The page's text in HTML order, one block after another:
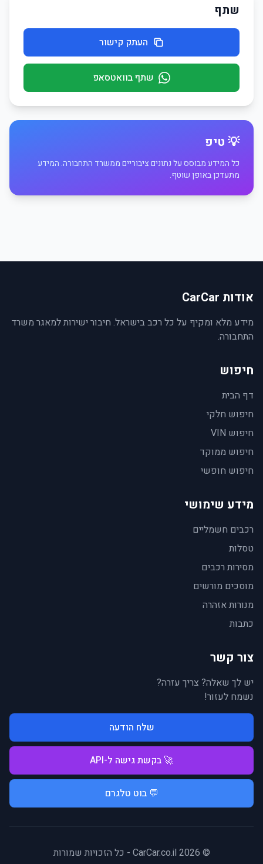
שתף
העתק קישור
שתף בוואטסאפ
💡 טיפ
כל המידע מבוסס על נתונים ציבוריים ממשרד התחבורה. המידע
מתעדכן באופן שוטף.
אודות CarCar
מידע מלא ומקיף על כל רכב בישראל. חיבור ישירות למאגר משרד
התחבורה.
חיפוש
דף הבית
חיפוש חלקי
חיפוש VIN
חיפוש ממוקד
חיפוש חופשי
מידע שימושי
רכבים חשמליים
טסלות
מסירות רכבים
מוסכים מורשים
מנורות אזהרה
כתבות
צור קשר
יש לך שאלה? צריך עזרה?
נשמח לעזור!
שלח הודעה
🚀 בקשת גישה ל-API
💬 בוט טלגרם
© 2026 CarCar.co.il - כל הזכויות שמורות